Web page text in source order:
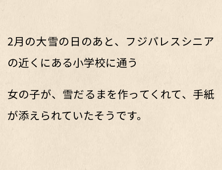
2月の大雪の日のあと、フジパレスシニア
の近くにある小学校に通う
女の子が、雪だるまを作ってくれて、手紙
が添えられていたそうです。